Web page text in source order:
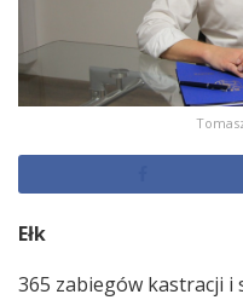
Ełk
365 zabiegów kastracji